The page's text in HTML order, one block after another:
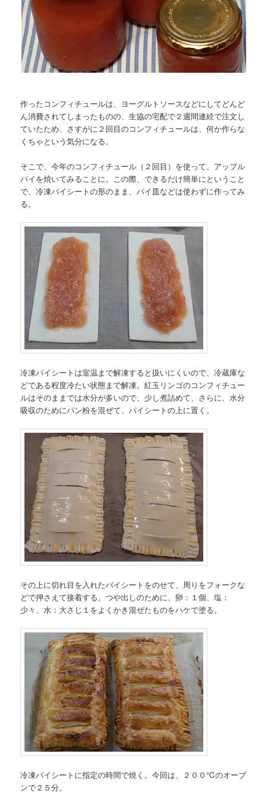
作ったコンフィチュールは、ヨーグルトソースなどにしてどんど
ん消費されてしまったものの、生協の宅配で２週間連続で注文し
ていたため、さすがに２回目のコンフィチュールは、何か作らな
くちゃという気分になる。
そこで、今年のコンフィチュール（２回目）を使って、アップル
パイを焼いてみることに。この際、できるだけ簡単にということ
で、冷凍パイシートの形のまま、パイ皿などは使わずに作ってみ
る。
冷凍パイシートは室温まで解凍すると扱いにくいので、冷蔵庫な
どである程度冷たい状態まで解凍。紅玉リンゴのコンフィチュー
ルはそのままでは水分が多いので、少し煮詰めて、さらに、水分
吸収のためにパン粉を混ぜて、パイシートの上に置く。
その上に切れ目を入れたパイシートをのせて、周りをフォークな
どで押さえて接着する。つや出しのために、卵：１個、塩：
少々、水：大さじ１をよくかき混ぜたものをハケで塗る。
冷凍パイシートに指定の時間で焼く。今回は、２００℃のオーブ
ンで２５分。